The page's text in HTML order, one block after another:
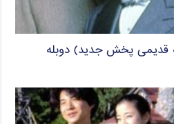
قدیمی پخش جدید) دوبله